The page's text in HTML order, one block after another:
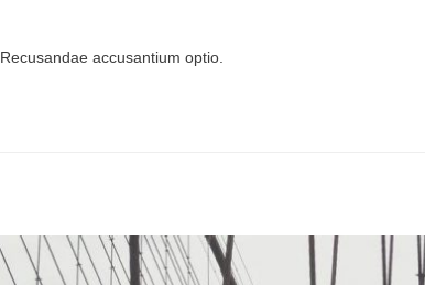
Recusandae accusantium optio.